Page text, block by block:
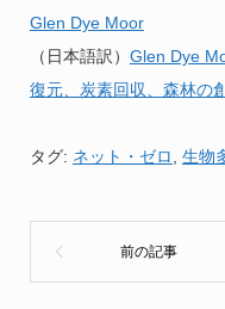
Glen Dye Moor
（日本語訳） Glen Dye
復元、炭素回収、森林の
タグ: ネット・ゼロ 生物